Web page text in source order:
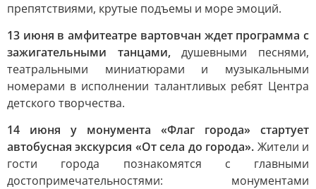
препятствиями, крутые подъемы и море эмоций.
13 июня в амфитеатре вартовчан ждет программа с
зажигательными танцами,душевными песнями,
театральными миниатюрами и музыкальными
номерами в исполнении талантливых ребят Центра
детского творчества.
14 июня у монумента «Флаг города» стартует
автобусная экскурсия «От села до города». Жители и
гости города познакомятся с главными
достопримечательностями: монументами